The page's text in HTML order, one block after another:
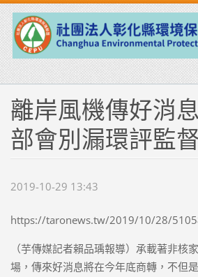
離岸風機傳好消
部會別漏環評監
2019-10-29 13:43
https://taronews.tw/2019/10/28/
（芋傳媒記者賴品瑀報導）承載著非核
場，傳來好消息將在今年底商轉，不但